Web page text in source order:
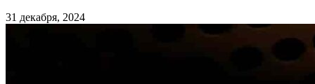
31 декабря, 2024